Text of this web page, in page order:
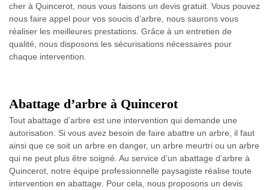
cher à Quincerot, nous vous faisons un devis gratuit. Vous pouvez
nous faire appel pour vos soucis d’arbre, nous saurons vous
réaliser les meilleures prestations. Grâce à un entretien de
qualité, nous disposons les sécurisations nécessaires pour
chaque intervention.
Abattage d’arbre à Quincerot
Tout abattage d’arbre est une intervention qui demande une
autorisation. Si vous avez besoin de faire abattre un arbre, il faut
ainsi que ce soit un arbre en danger, un arbre meurtri ou un arbre
qui ne peut plus être soigné. Au service d’un abattage d’arbre à
Quincerot, notre équipe professionnelle paysagiste réalise toute
intervention en abattage. Pour cela, nous proposons un devis